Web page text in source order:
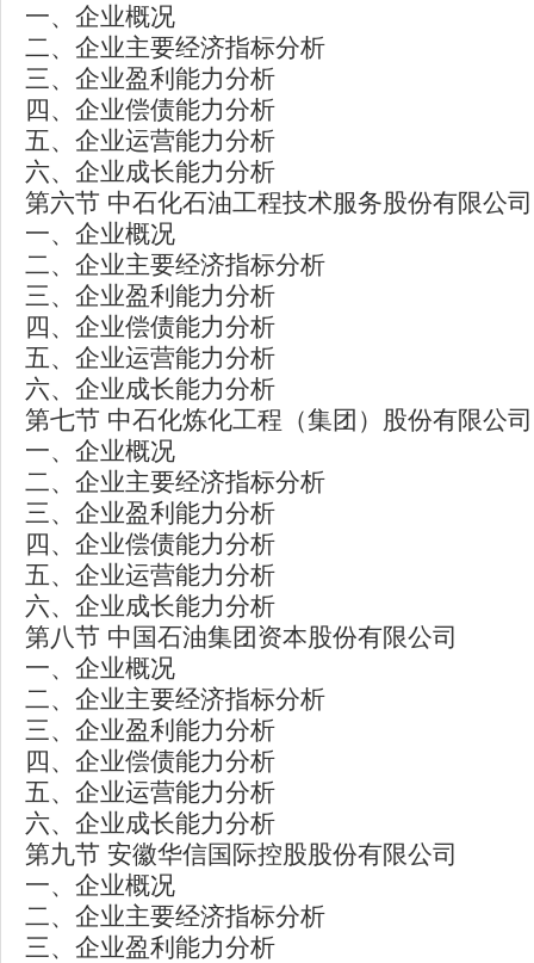
一、企业概况
二、企业主要经济指标分析
三、企业盈利能力分析
四、企业偿债能力分析
五、企业运营能力分析
六、企业成长能力分析
第六节 中石化石油工程技术服务股份有限公司
一、企业概况
二、企业主要经济指标分析
三、企业盈利能力分析
四、企业偿债能力分析
五、企业运营能力分析
六、企业成长能力分析
第七节 中石化炼化工程（集团）股份有限公司
一、企业概况
二、企业主要经济指标分析
三、企业盈利能力分析
四、企业偿债能力分析
五、企业运营能力分析
六、企业成长能力分析
第八节 中国石油集团资本股份有限公司
一、企业概况
二、企业主要经济指标分析
三、企业盈利能力分析
四、企业偿债能力分析
五、企业运营能力分析
六、企业成长能力分析
第九节 安徽华信国际控股股份有限公司
一、企业概况
二、企业主要经济指标分析
三、企业盈利能力分析